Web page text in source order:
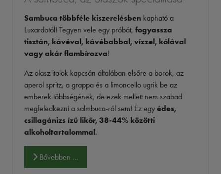
Sambuca többféle kiszerelésben kapható a
Luxardotól! Tegyen vele egy próbát, fogyassza
tisztán, kávéval, kávébabbal, vízzel, kólával
vagy akár flambírozva!
Az olasz italok kapcsán általában elsőre a borok, az
aperol spritz, a grappa és a limoncello ugrik be az
emberek többségének, de ezek mellett nem szabad
megfeledkezni a salmbuca-ról sem! Ez egy édes,
csillagánizs ízű likőr, 38-44% közötti
alkoholtartalommal .
Bővebben …